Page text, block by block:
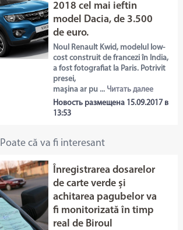
2018 cel mai ieftin
model Dacia, de 3.500
de euro.
Noul Renault Kwid, modelul low-
cost construit de francezi în India,
a fost fotografiat la Paris. Potrivit
presei,
maşina ar pu ... Читать далее
Новость размещена 15.09.2017 в
13:53
Poate că va fi interesant
Înregistrarea dosarelor
de carte verde și
achitarea pagubelor va
fi monitorizată în timp
real de Biroul